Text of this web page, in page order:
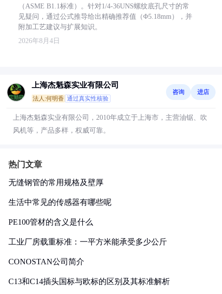
（ASME B1.1标准）。针对1/4-36UNS螺纹底孔尺寸的常
见疑问，通过公式推导给出精确推荐值（Φ5.18mm），并
附加工艺建议与扩展知识。
2026年8月4日
上海杰魁森实业有限公司
法人:何明香 通过真实性核验
咨询 进店
上海杰魁森实业有限公司，2010年成立于上海市，主营油锯、吹
风机等，产品多样，权威可靠。
热门文章
无缝钢管的常用规格及壁厚
生活中常见的传感器有哪些呢
PE100管材的含义是什么
工业厂房载重标准：一平方米能承受多少公斤
CONOSTAN公司简介
C13和C14插头国标与欧标的区别及其标准解析